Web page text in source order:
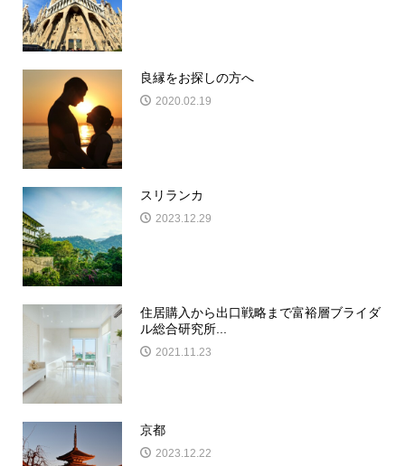
良縁をお探しの方へ
2020.02.19
スリランカ
2023.12.29
住居購入から出口戦略まで富裕層ブライダ
ル総合研究所...
2021.11.23
京都
2023.12.22